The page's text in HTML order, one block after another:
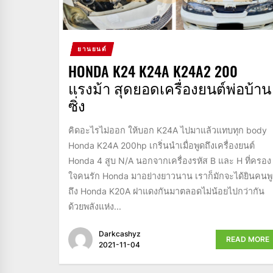
ยานยนต์
HONDA K24 K24A K24A2 200
แรงม้า สุดยอดเครื่องยนต์พ่อบ้าน
ซิ่ง
คิดอะไรไม่ออก ให้บอก K24A ไปมาแล้วแทบทุก body
Honda K24A 200hp เกริ่นนำเมื่อพูดถึงเครื่องยนต์
Honda 4 สูบ N/A นอกจากเครื่องรหัส B และ H ที่ครอง
ใจคนรัก Honda มาอย่างยาวนาน เราก็มักจะได้ยินคน
ถึง Honda K20A ฝาแดงกันมาตลอดไม่น้อยไปกว่ากัน
ด้วยพลังแห่ง...
Darkcashyz
2021-11-04
READ MORE